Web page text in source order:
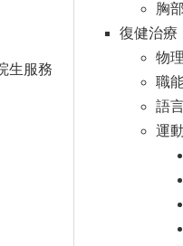
生服務
胸
復健治療
物
職
語
運